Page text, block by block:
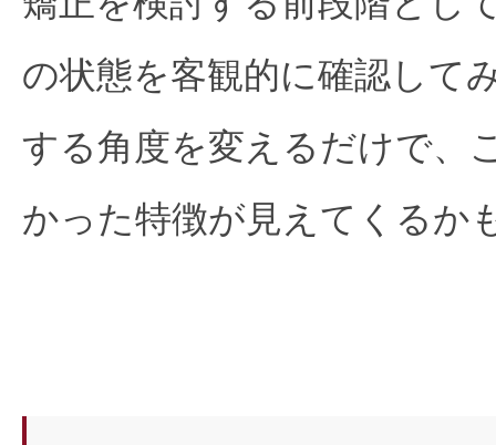
の状態を客観的に確認して
する角度を変えるだけで、
かった特徴が見えてくるか